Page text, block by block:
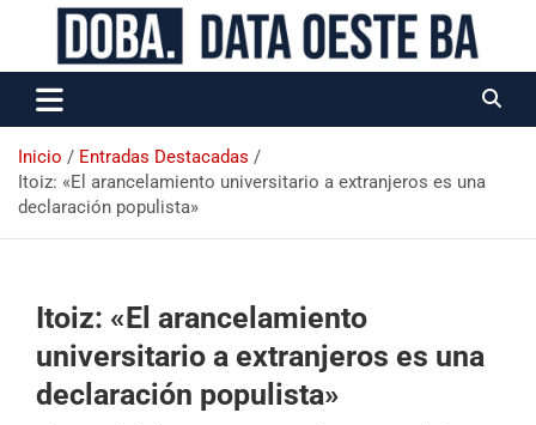
Data Oeste BA
Inicio
Entradas Destacadas
Itoiz: «El arancelamiento universitario a extranjeros es una
declaración populista»
Itoiz: «El arancelamiento
universitario a extranjeros es una
declaración populista»